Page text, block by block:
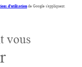
d'utilisationde Google s'appliquent.
vous